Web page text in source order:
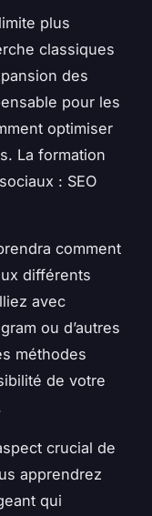
plus
classiques
des
pour les
optimiser
La formation
: SEO
comment
différents
avec
ou d’autres
méthodes
de votre
crucial de
apprendrez
qui